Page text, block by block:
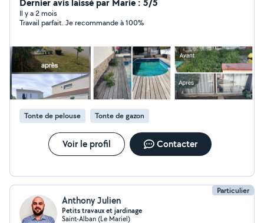
marques. Installation de verrous et serrures. Côté
JARDIN (entretien et remise au propre). CESU possible
débroussaillage. Tailles de haies arbustes et rosiers.
Évacuation des déchets verts. Dechetterie
Il y a 2 mois
Travail parfait. Je recommande à 100%
Tonte de pelouse Tonte de gazon
Voir le profil Contacter
Particulier
Anthony Julien
Petits travaux et jardinage
Saint-Alban (Le Mariel)